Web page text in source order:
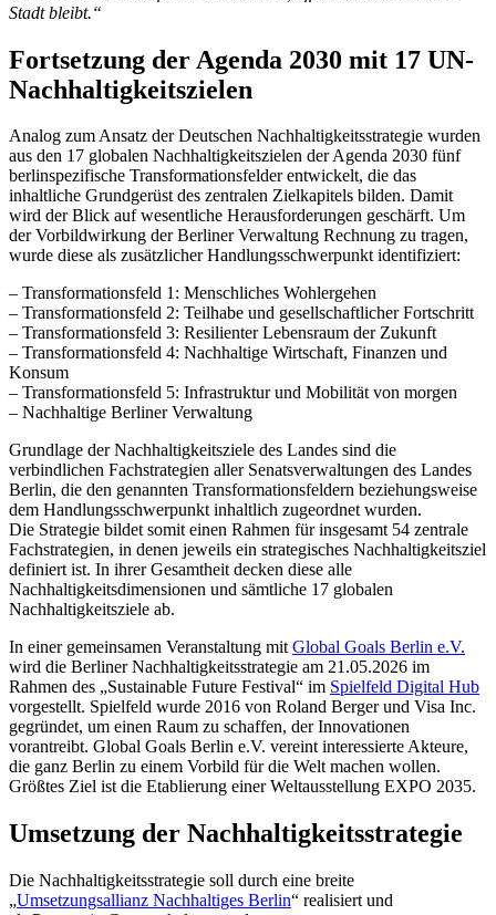
Stadt bleibt.“
Fortsetzung der Agenda 2030 mit 17 UN-
Nachhaltigkeitszielen
Analog zum Ansatz der Deutschen Nachhaltigkeitsstrategie wurden
aus den 17 globalen Nachhaltigkeitszielen der Agenda 2030 fünf
berlinspezifische Transformationsfelder entwickelt, die das
inhaltliche Grundgerüst des zentralen Zielkapitels bilden. Damit
wird der Blick auf wesentliche Herausforderungen geschärft. Um
der Vorbildwirkung der Berliner Verwaltung Rechnung zu tragen,
wurde diese als zusätzlicher Handlungsschwerpunkt identifiziert:
– Transformationsfeld 1: Menschliches Wohlergehen
– Transformationsfeld 2: Teilhabe und gesellschaftlicher Fortschritt
– Transformationsfeld 3: Resilienter Lebensraum der Zukunft
– Transformationsfeld 4: Nachhaltige Wirtschaft, Finanzen und
Konsum
– Transformationsfeld 5: Infrastruktur und Mobilität von morgen
– Nachhaltige Berliner Verwaltung
Grundlage der Nachhaltigkeitsziele des Landes sind die
verbindlichen Fachstrategien aller Senatsverwaltungen des Landes
Berlin, die den genannten Transformationsfeldern beziehungsweise
dem Handlungsschwerpunkt inhaltlich zugeordnet wurden.
Die Strategie bildet somit einen Rahmen für insgesamt 54 zentrale
Fachstrategien, in denen jeweils ein strategisches Nachhaltigkeitsziel
definiert ist. In ihrer Gesamtheit decken diese alle
Nachhaltigkeitsdimensionen und sämtliche 17 globalen
Nachhaltigkeitsziele ab.
In einer gemeinsamen Veranstaltung mitGlobal Goals Berlin e.V.
wird die Berliner Nachhaltigkeitsstrategie am 21.05.2026 im
Rahmen des „Sustainable Future Festival“ im Spielfeld Digital Hub
vorgestellt. Spielfeld wurde 2016 von Roland Berger und Visa Inc.
gegründet, um einen Raum zu schaffen, der Innovationen
vorantreibt. Global Goals Berlin e.V. vereint interessierte Akteure,
die ganz Berlin zu einem Vorbild für die Welt machen wollen.
Größtes Ziel ist die Etablierung einer Weltausstellung EXPO 2035.
Umsetzung der Nachhaltigkeitsstrategie
Die Nachhaltigkeitsstrategie soll durch eine breite
„Umsetzungsallianz Nachhaltiges Berlin“ realisiert und